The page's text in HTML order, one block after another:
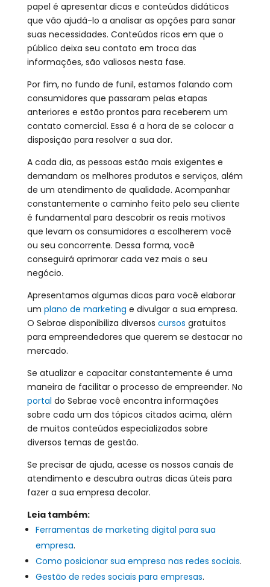
papel é apresentar dicas e conteúdos didáticos
que vão ajudá-lo a analisar as opções para sanar
suas necessidades. Conteúdos ricos em que o
público deixa seu contato em troca das
informações, são valiosos nesta fase.
Por fim, no fundo de funil, estamos falando com
consumidores que passaram pelas etapas
anteriores e estão prontos para receberem um
contato comercial. Essa é a hora de se colocar a
disposição para resolver a sua dor.
A cada dia, as pessoas estão mais exigentes e
demandam os melhores produtos e serviços, além
de um atendimento de qualidade. Acompanhar
constantemente o caminho feito pelo seu cliente
é fundamental para descobrir os reais motivos
que levam os consumidores a escolherem você
ou seu concorrente. Dessa forma, você
conseguirá aprimorar cada vez mais o seu
negócio.
Apresentamos algumas dicas para você elaborar
um plano de marketing e divulgar a sua empresa.
O Sebrae disponibiliza diversos cursos gratuitos
para empreendedores que querem se destacar no
mercado.
Se atualizar e capacitar constantemente é uma
maneira de facilitar o processo de empreender. No
portal do Sebrae você encontra informações
sobre cada um dos tópicos citados acima, além
de muitos conteúdos especializados sobre
diversos temas de gestão.
Se precisar de ajuda, acesse os nossos canais de
atendimento e descubra outras dicas úteis para
fazer a sua empresa decolar.
Leia também:
Ferramentas de marketing digital para sua
empresa.
Como posicionar sua empresa nas redes sociais.
Gestão de redes sociais para empresas.